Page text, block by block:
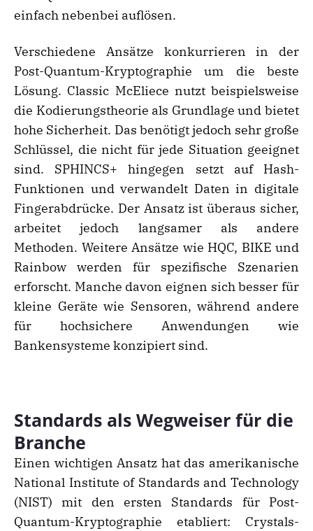
einfach nebenbei auflösen.
Verschiedene Ansätze konkurrieren in der
Post-Quantum-Kryptographie um die beste
Lösung. Classic McEliece nutzt beispielsweise
die Kodierungstheorie als Grundlage und bietet
hohe Sicherheit. Das benötigt jedoch sehr große
Schlüssel, die nicht für jede Situation geeignet
sind. SPHINCS+ hingegen setzt auf Hash-
Funktionen und verwandelt Daten in digitale
Fingerabdrücke. Der Ansatz ist überaus sicher,
arbeitet jedoch langsamer als andere
Methoden. Weitere Ansätze wie HQC, BIKE und
Rainbow werden für spezifische Szenarien
erforscht. Manche davon eignen sich besser für
kleine Geräte wie Sensoren, während andere
für hochsichere Anwendungen wie
Bankensysteme konzipiert sind.
Standards als Wegweiser für die
Branche
Einen wichtigen Ansatz hat das amerikanische
National Institute of Standards and Technology
(NIST) mit den ersten Standards für Post-
Quantum-Kryptographie etabliert: Crystals-